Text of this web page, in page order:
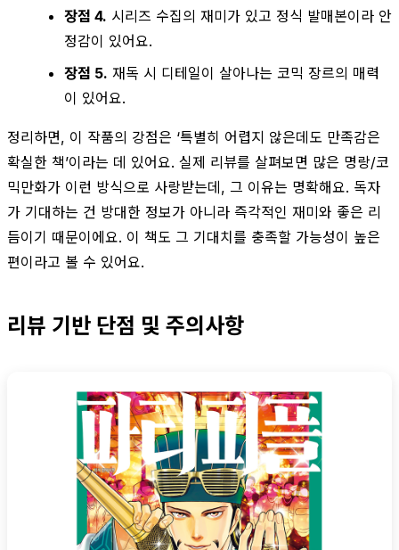
장점 4. 시리즈 수집의 재미가 있고 정식 발매본이라 안
정감이 있어요.
장점 5. 재독 시 디테일이 살아나는 코믹 장르의 매력
이 있어요.
정리하면, 이 작품의 강점은 ‘특별히 어렵지 않은데도 만족감은
확실한 책’이라는 데 있어요. 실제 리뷰를 살펴보면 많은 명랑/코
믹만화가 이런 방식으로 사랑받는데, 그 이유는 명확해요. 독자
가 기대하는 건 방대한 정보가 아니라 즉각적인 재미와 좋은 리
듬이기 때문이에요. 이 책도 그 기대치를 충족할 가능성이 높은
편이라고 볼 수 있어요.
리뷰 기반 단점 및 주의사항